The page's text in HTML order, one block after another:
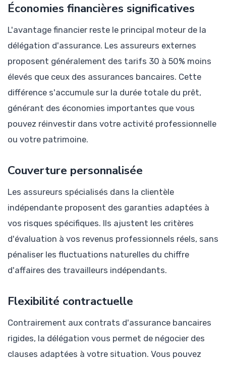
Économies financières significatives
L'avantage financier reste le principal moteur de la
délégation d'assurance. Les assureurs externes
proposent généralement des tarifs 30 à 50% moins
élevés que ceux des assurances bancaires. Cette
différence s'accumule sur la durée totale du prêt,
générant des économies importantes que vous
pouvez réinvestir dans votre activité professionnelle
ou votre patrimoine.
Couverture personnalisée
Les assureurs spécialisés dans la clientèle
indépendante proposent des garanties adaptées à
vos risques spécifiques. Ils ajustent les critères
d'évaluation à vos revenus professionnels réels, sans
pénaliser les fluctuations naturelles du chiffre
d'affaires des travailleurs indépendants.
Flexibilité contractuelle
Contrairement aux contrats d'assurance bancaires
rigides, la délégation vous permet de négocier des
clauses adaptées à votre situation. Vous pouvez